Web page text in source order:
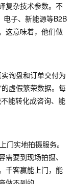
复杂技术参数。不
电子、新能源等B2B
这意味着，他们做
询盘和订单交付为
虚假繁荣数据。每
能转化成咨询、能
门实地拍摄服务。
要到现场拍摄、
千客赢能上门，能